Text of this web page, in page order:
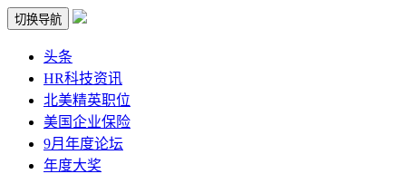
切换导航
头条
HR科技资讯
北美精英职位
美国企业保险
9月年度论坛
年度大奖